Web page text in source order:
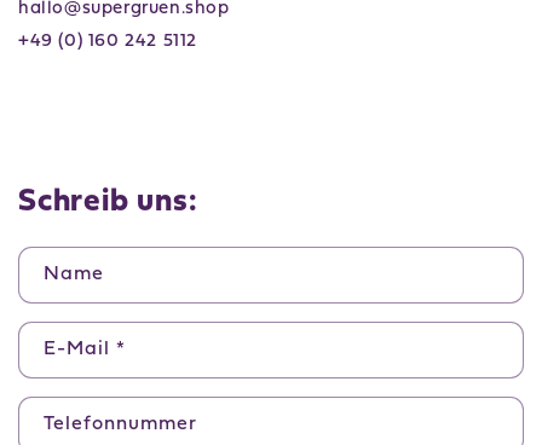
hallo@supergruen.shop
+49 (0) 160 242 5112
Schreib uns:
Name
E-Mail *
Telefonnummer